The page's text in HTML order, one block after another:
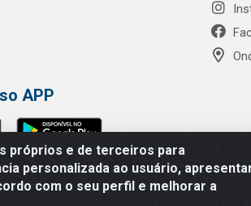
próprios e de terceiros para
personalizada ao usuário,
com o seu perfil e melhorar a
APP
Distribuidora - Rua Hortêncio Ribeiro de